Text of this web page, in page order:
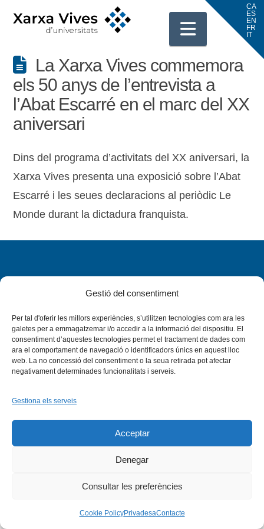
Gestió del consentiment
Per tal d'oferir les millors experiències, s’utilitzen tecnologies com ara les
galetes per a emmagatzemar i/o accedir a la informació del dispositiu. El
consentiment d’aquestes tecnologies permet el tractament de dades com
ara el comportament de navegació o identificadors únics en aquest lloc
web. La no concessió del consentiment o la seua retirada pot afectar
negativament determinades funcionalitats i serveis.
Gestiona els serveis
Acceptar
Denegar
Consultar les preferències
Cookie PolicyPrivadesaContacte
La Xarxa Vives commemora
els 50 anys de l’entrevista a
l’Abat Escarré en el marc del XX
aniversari
Dins del programa d’activitats del XX aniversari, la
Xarxa Vives presenta una exposició sobre l’Abat
Escarré i les seues declaracions al periòdic Le
Monde durant la dictadura franquista.
Facebook
X BlueskyTiktok LinkedIn
Instagram
Flickr
INICI QUI SOM
PROGRAMES
DESENVOLUPAMENT SOSTENIBLE
TRANSPARÈNCIA
Copyright © 2026 -